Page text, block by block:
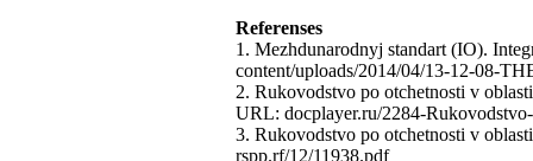
Referenses
1. Mezhdunarodnyj standart (IO).
content/uploads/2014/04/13-12-08-
2. Rukovodstvo po otchetnosti v
URL: docplayer.ru/2284-
3. Rukovodstvo po otchetnosti v
rspp.rf/12/11938.pdf